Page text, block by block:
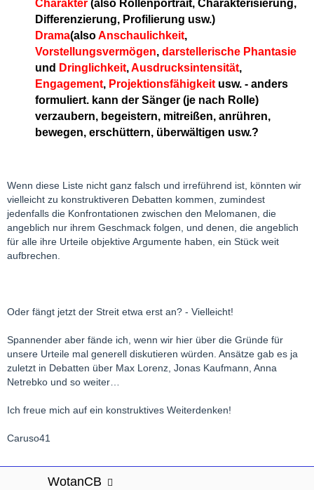
Charakter (also Rollenportrait, Charakterisierung,
Differenzierung, Profilierung usw.)
Drama(alsoAnschaulichkeit,
Vorstellungsvermögen, darstellerische Phantasie
und Dringlichkeit,Ausdrucksintensität,
Engagement, Projektionsfähigkeit usw. - anders
formuliert. kann der Sänger (je nach Rolle)
verzaubern, begeistern, mitreißen, anrühren,
bewegen, erschüttern, überwältigen usw.?
Wenn diese Liste nicht ganz falsch und irreführend ist, könnten wir
vielleicht zu konstruktiveren Debatten kommen, zumindest
jedenfalls die Konfrontationen zwischen den Melomanen, die
angeblich nur ihrem Geschmack folgen, und denen, die angeblich
für alle ihre Urteile objektive Argumente haben, ein Stück weit
aufbrechen.
Oder fängt jetzt der Streit etwa erst an? - Vielleicht!
Spannender aber fände ich, wenn wir hier über die Gründe für
unsere Urteile mal generell diskutieren würden. Ansätze gab es ja
zuletzt in Debatten über Max Lorenz, Jonas Kaufmann, Anna
Netrebko und so weiter…
Ich freue mich auf ein konstruktives Weiterdenken!
Caruso41
WotanCB